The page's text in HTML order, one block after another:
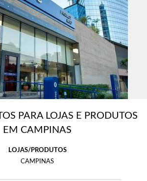
PARA LOJAS E PRODUTOS
EM CAMPINAS
LOJAS/PRODUTOS
CAMPINAS